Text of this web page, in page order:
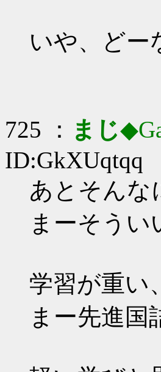
いや、どー
725 ： まじ
ID:GkXUqtqq
あとそんな
まーそう
学習が重い
まー先進国